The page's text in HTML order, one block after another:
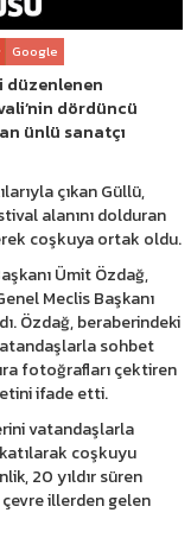
Google
düzenlenen
dördüncü
ünlü sanatçı
çıkan Güllü,
alanını dolduran
coşkuya ortak oldu.
Ümit Özdağ,
Meclis Başkanı
Özdağ, beraberindeki
sohbet
fotoğrafları çektiren
ifade etti.
vatandaşlarla
coşkuyu
20 yıldır süren
illerden gelen